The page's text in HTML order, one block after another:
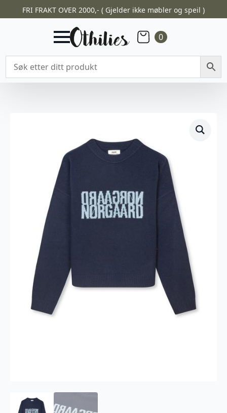
FRI FRAKT OVER 2000,- ( Gjelder ikke møbler og speil )
0